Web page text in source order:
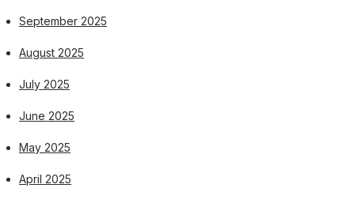
September 2025
August 2025
July 2025
June 2025
May 2025
April 2025